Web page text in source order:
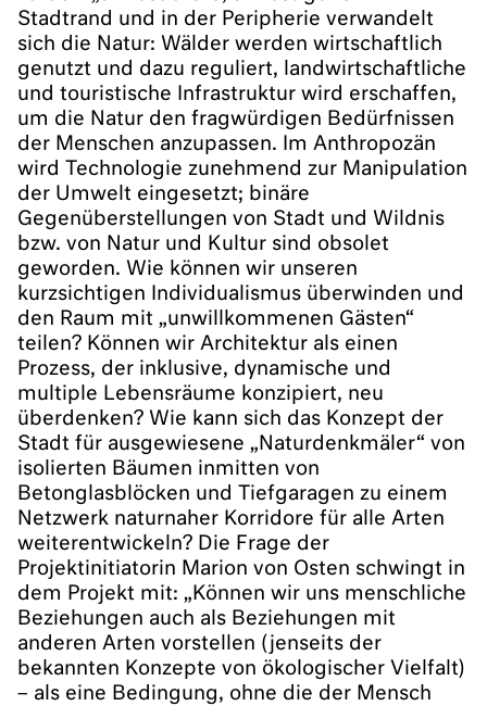
Stadtrand und in der Peripherie verwandelt
sich die Natur: Wälder werden wirtschaftlich
genutzt und dazu reguliert, landwirtschaftliche
und touristische Infrastruktur wird erschaffen,
um die Natur den fragwürdigen Bedürfnissen
der Menschen anzupassen. Im Anthropozän
wird Technologie zunehmend zur Manipulation
der Umwelt eingesetzt; binäre
Gegenüberstellungen von Stadt und Wildnis
bzw. von Natur und Kultur sind obsolet
geworden. Wie können wir unseren
kurzsichtigen Individualismus überwinden und
den Raum mit „unwillkommenen Gästen“
teilen? Können wir Architektur als einen
Prozess, der inklusive, dynamische und
multiple Lebensräume konzipiert, neu
überdenken? Wie kann sich das Konzept der
Stadt für ausgewiesene „Naturdenkmäler“ von
isolierten Bäumen inmitten von
Betonglasblöcken und Tiefgaragen zu einem
Netzwerk naturnaher Korridore für alle Arten
weiterentwickeln? Die Frage der
Projektinitiatorin Marion von Osten schwingt in
dem Projekt mit: „Können wir uns menschliche
Beziehungen auch als Beziehungen mit
anderen Arten vorstellen (jenseits der
bekannten Konzepte von ökologischer Vielfalt)
– als eine Bedingung, ohne die der Mensch